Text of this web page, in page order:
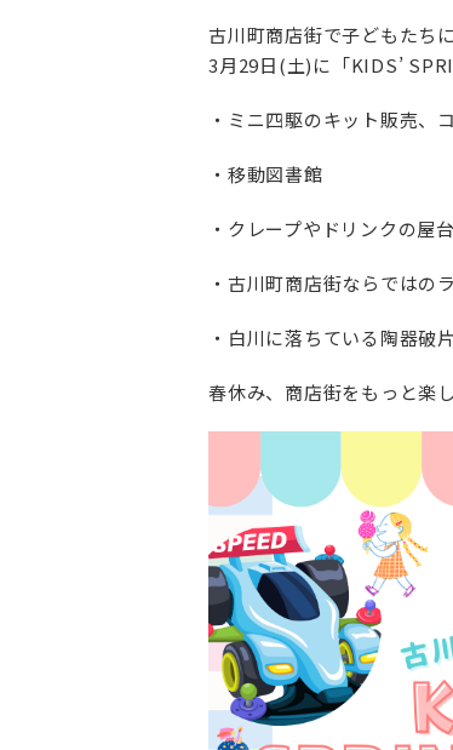
古川町商店街で子どもたち
3月29日(土)に「KIDS’
・ミニ四駆のキット販売、
・移動図書館
・クレープやドリンクの屋台
・古川町商店街ならではの
・白川に落ちている陶器破
春休み、商店街をもっと楽